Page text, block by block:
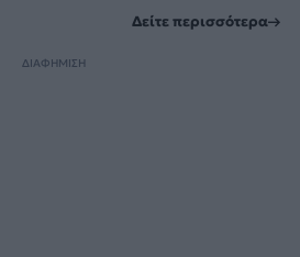
Δείτε περισσότερα
ΔΙΑΦΗΜΙΣΗ